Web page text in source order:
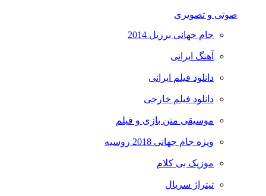
صوتی و تصویری
جام جهانی برزیل 2014
آهنگ ایرانی
دانلود فیلم ایرانی
دانلود فیلم خارجی
موسیقی متن بازی و فیلم
ویژه جام جهانی 2018 روسیه
موزیک بی کلام
تیتراژ سریال